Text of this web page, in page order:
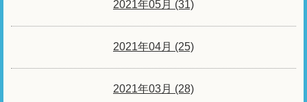
2021年05月 (31)
2021年04月 (25)
2021年03月 (28)